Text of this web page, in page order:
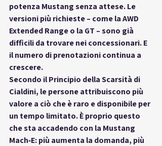
potenza Mustang senza attese. Le
versioni più richieste – come la AWD
Extended Range o la GT – sono già
difficili da trovare nei concessionari. E
il numero di prenotazioni continua a
crescere.
Secondo il Principio della Scarsità di
Cialdini, le persone attribuiscono più
valore a ciò che è raro e disponibile per
un tempo limitato. È proprio questo
che sta accadendo con la Mustang
Mach‑E: più aumenta la domanda, più